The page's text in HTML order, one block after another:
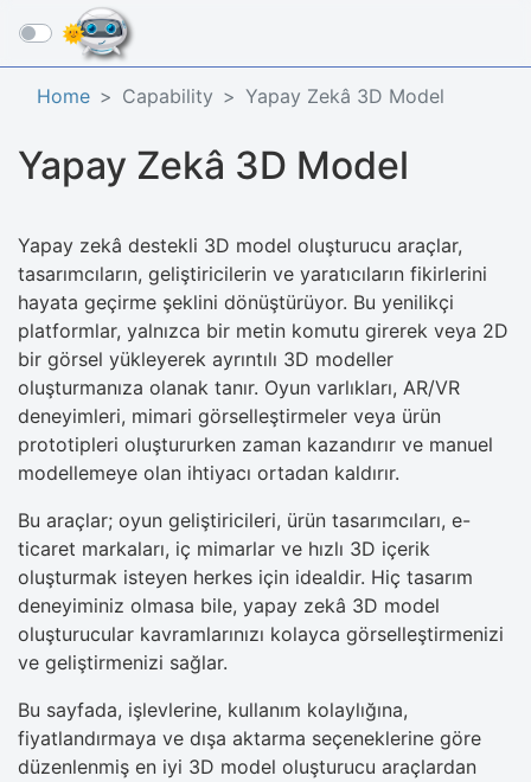
☰
Home Capability Yapay Zekâ 3D Model
Yapay Zekâ 3D Model
Yapay zekâ destekli 3D model oluşturucu araçlar,
tasarımcıların, geliştiricilerin ve yaratıcıların fikirlerini
hayata geçirme şeklini dönüştürüyor. Bu yenilikçi
platformlar, yalnızca bir metin komutu girerek veya 2D
bir görsel yükleyerek ayrıntılı 3D modeller
oluşturmanıza olanak tanır. Oyun varlıkları, AR/VR
deneyimleri, mimari görselleştirmeler veya ürün
prototipleri oluştururken zaman kazandırır ve manuel
modellemeye olan ihtiyacı ortadan kaldırır.
Bu araçlar; oyun geliştiricileri, ürün tasarımcıları, e-
ticaret markaları, iç mimarlar ve hızlı 3D içerik
oluşturmak isteyen herkes için idealdir. Hiç tasarım
deneyiminiz olmasa bile, yapay zekâ 3D model
oluşturucular kavramlarınızı kolayca görselleştirmenizi
ve geliştirmenizi sağlar.
Bu sayfada, işlevlerine, kullanım kolaylığına,
fiyatlandırmaya ve dışa aktarma seçeneklerine göre
düzenlenmiş en iyi 3D model oluşturucu araçlardan